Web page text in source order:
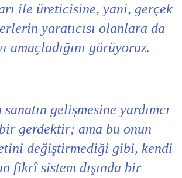
ile üreticisine, yani, gerçek
yaratıcısı olanlara da
amaçladığını görüyoruz.
gelişmesine yardımcı
gerdektir; ama bu onun
değiştirmediği gibi, kendi
fikrî sistem dışında bir